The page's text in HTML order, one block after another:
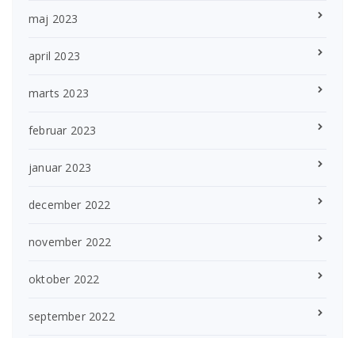
maj 2023
april 2023
marts 2023
februar 2023
januar 2023
december 2022
november 2022
oktober 2022
september 2022